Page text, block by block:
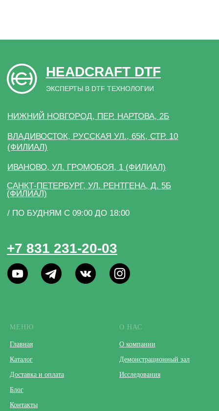
МЕНЮ
Главная
Каталог
Доставка и оплата
Блог
Контакты
О НАС
О компании
Демонстрационный зал
Исследования